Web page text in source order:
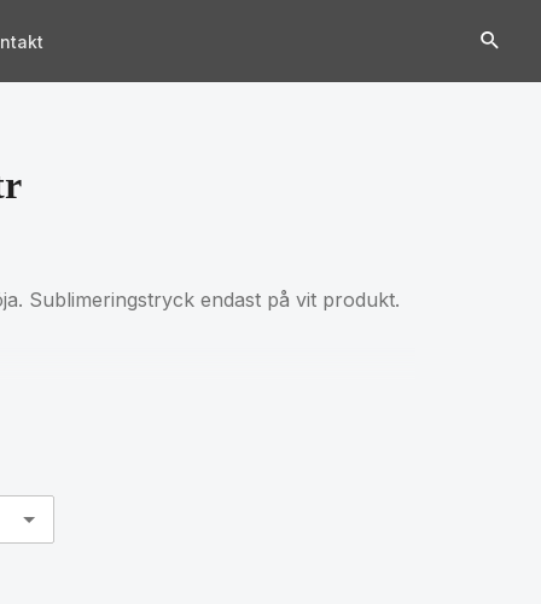
Sublimeringstryck endast på vit produkt.